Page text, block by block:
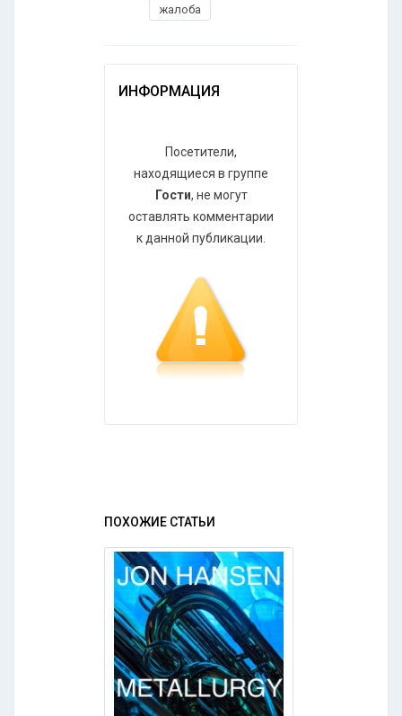
жалоба
ИНФОРМАЦИЯ
Посетители,
находящиеся в группе
Гости, не могут
оставлять комментарии
к данной публикации.
ПОХОЖИЕ СТАТЬИ